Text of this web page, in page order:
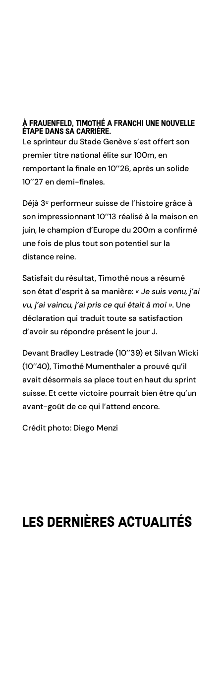
À Frauenfeld, Timothé a franchi une nouvelle
étape dans sa carrière.
Le sprinteur du Stade Genève s’est offert son
premier titre national élite sur 100m, en
remportant la finale en 10’’26, après un solide
10’’27 en demi-finales.
Déjà 3ᵉ performeur suisse de l’histoire grâce à
son impressionnant 10’’13 réalisé à la maison en
juin, le champion d’Europe du 200m a confirmé
une fois de plus tout son potentiel sur la
distance reine.
Satisfait du résultat, Timothé nous a résumé
son état d’esprit à sa manière: « Je suis venu, j’ai
vu, j’ai vaincu, j’ai pris ce qui était à moi ».Une
déclaration qui traduit toute sa satisfaction
d’avoir su répondre présent le jour J.
Devant Bradley Lestrade (10’’39) et Silvan Wicki
(10’’40), Timothé Mumenthaler a prouvé qu’il
avait désormais sa place tout en haut du sprint
suisse. Et cette victoire pourrait bien être qu’un
avant-goût de ce qui l’attend encore.
Crédit photo: Diego Menzi
Les dernières actualités